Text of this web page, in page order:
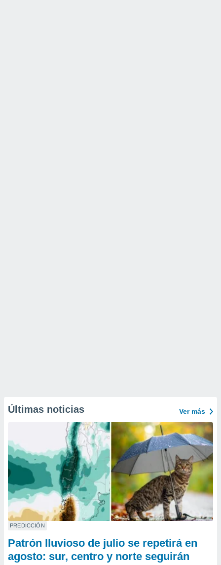
Últimas noticias Ver más
PREDICCIÓN
Patrón lluvioso de julio se repetirá en
agosto: sur, centro y norte seguirán